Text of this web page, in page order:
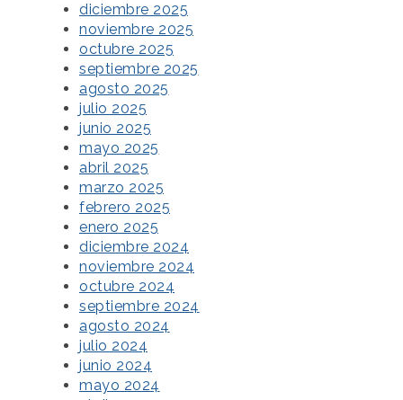
diciembre 2025
noviembre 2025
octubre 2025
septiembre 2025
agosto 2025
julio 2025
junio 2025
mayo 2025
abril 2025
marzo 2025
febrero 2025
enero 2025
diciembre 2024
noviembre 2024
octubre 2024
septiembre 2024
agosto 2024
julio 2024
junio 2024
mayo 2024